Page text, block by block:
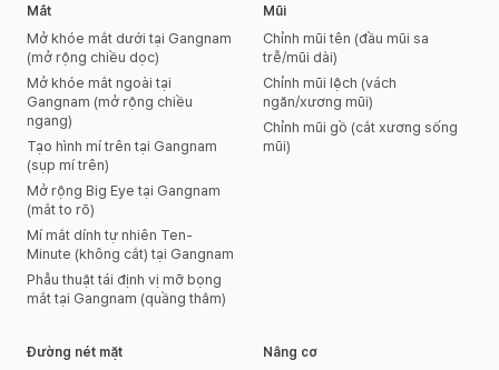
Mắt
Mở khóe mắt dưới tại Gangnam
(mở rộng chiều dọc)
Mở khóe mắt ngoài tại
Gangnam (mở rộng chiều
ngang)
Tạo hình mí trên tại Gangnam
(sụp mí trên)
Mở rộng Big Eye tại Gangnam
(mắt to rõ)
Mí mắt dính tự nhiên Ten-
Minute (không cắt) tại Gangnam
Phẫu thuật tái định vị mỡ bọng
mắt tại Gangnam (quầng thâm)
Mũi
Chỉnh mũi tên (đầu mũi sa
trễ/mũi dài)
Chỉnh mũi lệch (vách
ngăn/xương mũi)
Chỉnh mũi gồ (cắt xương sống
mũi)
Đường nét mặt Nâng cơ